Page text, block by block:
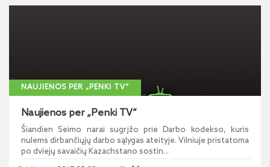
NAUJIENOS PER „PENKI TV“
Naujienos per „Penki TV“
Šiandien Seimo narai sugrįžo prie Darbo kodekso, kuris
nulems dirbančiųjų darbo sąlygas ateityje. Vilniuje pristatoma
po dviejų savaičių Kazachstano sostin...